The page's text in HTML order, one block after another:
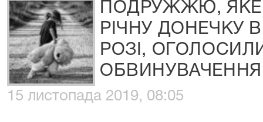
ПОДРУЖЖЮ,
РІЧНУ ДОНЕЧКУ
РОЗІ,
ОБВИНУВАЧЕННЯ
15 листопада 2019, 08:05